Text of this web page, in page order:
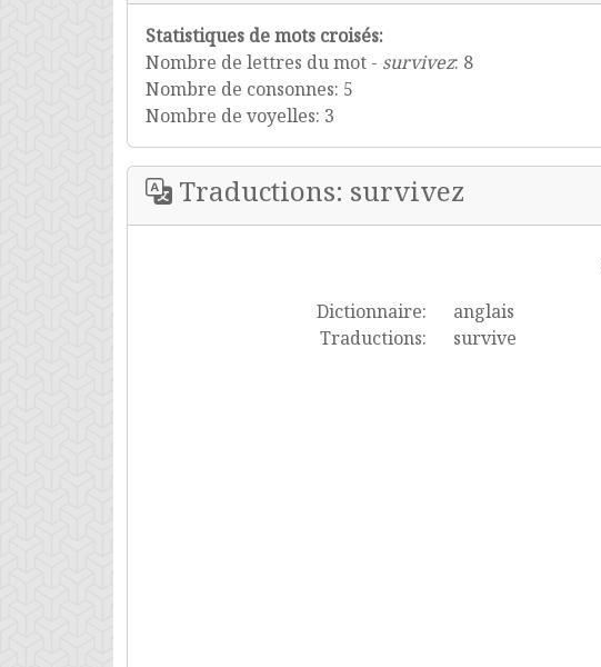
Statistiques de mots croisés:
Nombre de lettres du mot - survivez: 8
Nombre de consonnes: 5
Nombre de voyelles: 3
Traductions: survivez
Dictionnaire:
anglais
Traductions:
survive